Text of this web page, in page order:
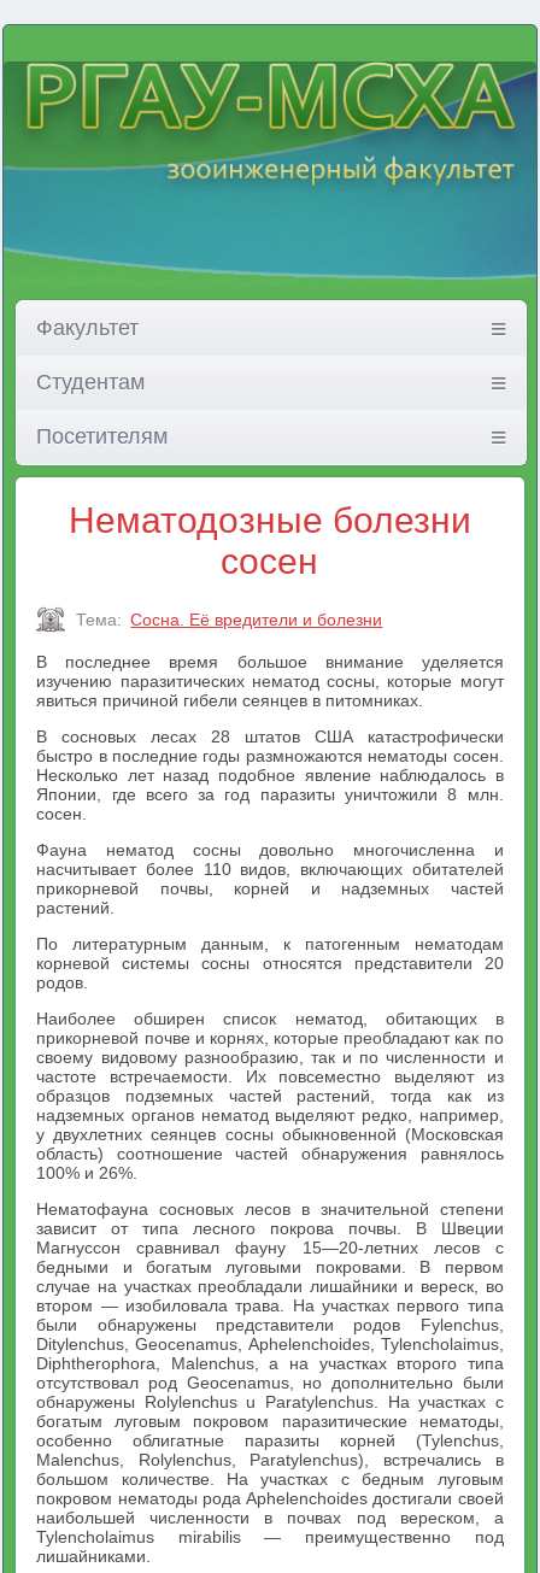
Факультет
Студентам
Посетителям
Нематодозные болезни
сосен
Тема: Сосна. Её вредители и болезни
В последнее время большое внимание уделяется
изучению паразитических нематод сосны, которые могут
явиться причиной гибели сеянцев в питомниках.
В сосновых лесах 28 штатов США катастрофически
быстро в последние годы размножаются нематоды сосен.
Несколько лет назад подобное явление наблюдалось в
Японии, где всего за год паразиты уничтожили 8 млн.
сосен.
Фауна нематод сосны довольно многочисленна и
насчитывает более 110 видов, включающих обитателей
прикорневой почвы, корней и надземных частей
растений.
По литературным данным, к патогенным нематодам
корневой системы сосны относятся представители 20
родов.
Наиболее обширен список нематод, обитающих в
прикорневой почве и корнях, которые преобладают как по
своему видовому разнообразию, так и по численности и
частоте встречаемости. Их повсеместно выделяют из
образцов подземных частей растений, тогда как из
надземных органов нематод выделяют редко, например,
у двухлетних сеянцев сосны обыкновенной (Московская
область) соотношение частей обнаружения равнялось
100% и 26%.
Нематофауна сосновых лесов в значительной степени
зависит от типа лесного покрова почвы. В Швеции
Магнуссон сравнивал фауну 15—20-летних лесов с
бедными и богатым луговыми покровами. В первом
случае на участках преобладали лишайники и вереск, во
втором — изобиловала трава. На участках первого типа
были обнаружены представители родов Fylenchus,
Ditylenchus, Geocenamus, Aphelenchoides, Tylencholaimus,
Diphtherophora, Malenchus, а на участках второго типа
отсутствовал род Geocenamus, но дополнительно были
обнаружены Rolylenchus u Paratylenchus. На участках с
богатым луговым покровом паразитические нематоды,
особенно облигатные паразиты корней (Tylenchus,
Malenchus, Rolylenchus, Paratylenchus), встречались в
большом количестве. На участках с бедным луговым
покровом нематоды рода Aphelenchoides достигали своей
наибольшей численности в почвах под вереском, a
Tylencholaimus mirabilis — преимущественно под
лишайниками.